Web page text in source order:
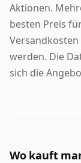
Aktionen.
besten Preis
werden. Die
sich die
Wo kauft